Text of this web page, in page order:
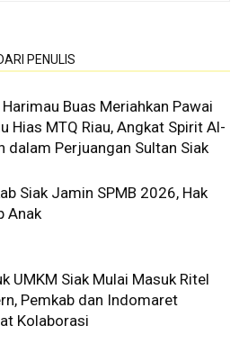
PENULIS
Harimau Buas Meriahkan Pawai
Hias MTQ Riau, Angkat Spirit Al-
dalam Perjuangan Sultan Siak
Siak Jamin SPMB 2026, Hak
Anak
UMKM Siak Mulai Masuk Ritel
Pemkab dan Indomaret
Kolaborasi